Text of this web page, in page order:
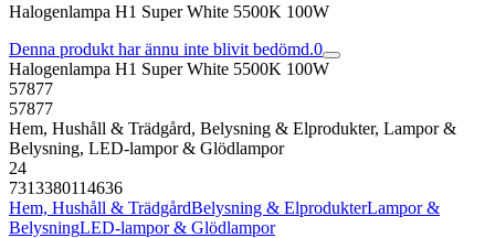
Halogenlampa H1 Super White 5500K 100W
Denna produkt har ännu inte blivit bedömd.0
Halogenlampa H1 Super White 5500K 100W
57877
57877
Hem, Hushåll & Trädgård, Belysning & Elprodukter, Lampor &
Belysning, LED-lampor & Glödlampor
24
7313380114636
Hem, Hushåll & TrädgårdBelysning & ElprodukterLampor &
BelysningLED-lampor & Glödlampor